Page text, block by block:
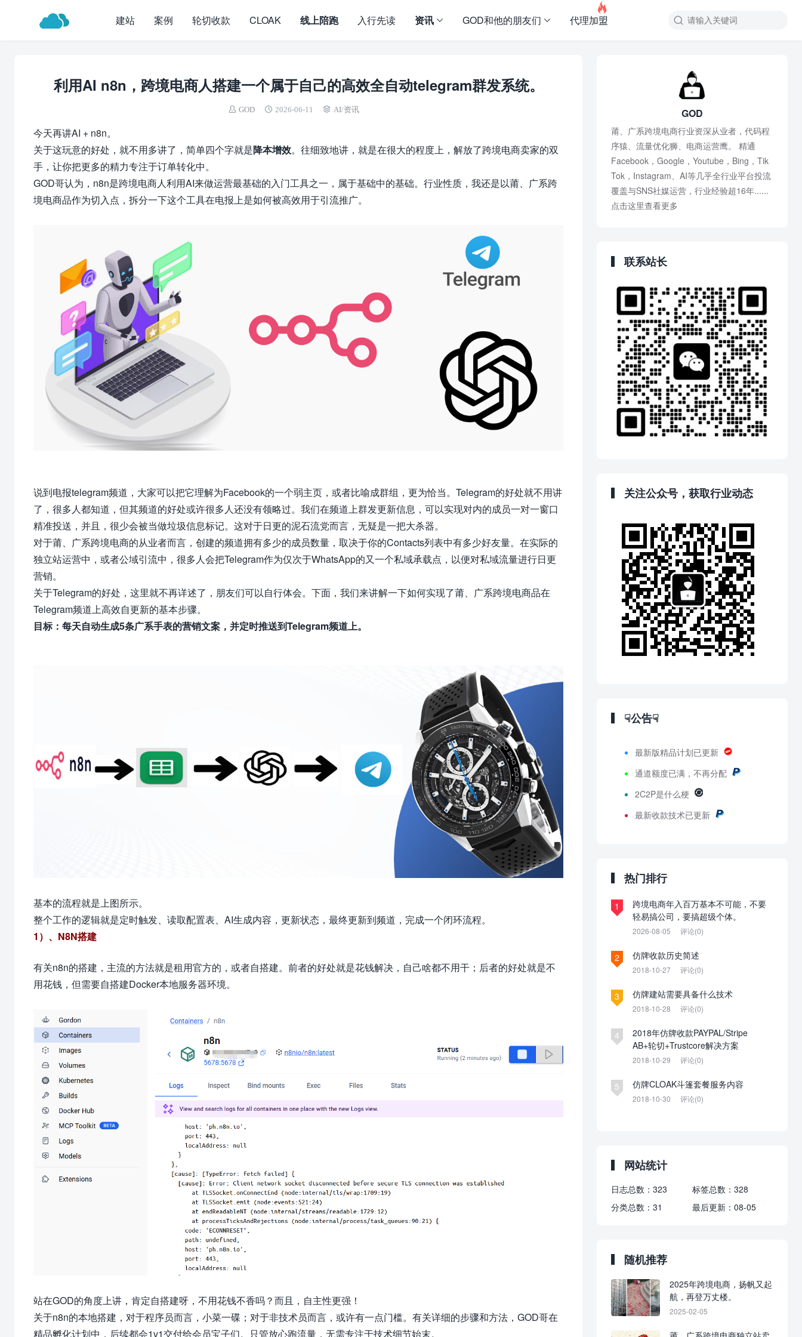
建站 案例 轮切收款 CLOAK 线上陪跑 入行先读 资讯 GOD和他的朋友们 代理加盟

利用AI n8n，跨境电商人搭建一个属于自己的高效全自动telegram群发系统。
GOD 2026-06-11 AI/资讯
今天再讲AI + n8n。
关于这玩意的好处，就不用多讲了，简单四个字就是降本增效。往细致地讲，就是在很大的程度上，解放了跨境电商卖家的双
手，让你把更多的精力专注于订单转化中。
GOD哥认为， n8n是跨境电商人利用AI来做运营最基础的入门工具之一，属于基础中的基础。行业性质，我还是以莆、广系跨
境电商品作为切入点，拆分一下这个工具在电报上是如何被高效用于引流推广。
说到电报telegram频道，大家可以把它理解为Facebook的一个弱主页，或者比喻成群组，更为恰当。Telegram的好处就不用讲
了，很多人都知道，但其频道的好处或许很多人还没有领略过。我们在频道上群发更新信息，可以实现对内的成员一对一窗口
精准投送，并且，很少会被当做垃圾信息标记。这对于日更的泥石流党而言，无疑是一把大杀器。
对于莆、广系跨境电商的从业者而言，创建的频道拥有多少的成员数量，取决于你的Contacts列表中有多少好友量。在实际的
独立站运营中，或者公域引流中，很多人会把Telegram作为仅次于WhatsApp的又一个私域承载点，以便对私域流量进行日更
营销。
关于Telegram的好处，这里就不再详述了，朋友们可以自行体会。下面，我们来讲解一下如何实现了莆、广系跨境电商品在
Telegram频道上高效自更新的基本步骤。
目标：每天自动生成5条广系手表的营销文案，并定时推送到Telegram频道上。
基本的流程就是上图所示。
整个工作的逻辑就是定时触发、读取配置表、AI生成内容，更新状态，最终更新到频道，完成一个闭环流程。
1）、N8N搭建
有关n8n的搭建，主流的方法就是租用官方的，或者自搭建。前者的好处就是花钱解决，自己啥都不用干；后者的好处就是不
用花钱，但需要自搭建Docker本地服务器环境。
站在GOD的角度上讲，肯定自搭建呀，不用花钱不香吗？而且，自主性更强！
关于n8n的本地搭建，对于程序员而言，小菜一碟；对于非技术员而言，或许有一点门槛。有关详细的步骤和方法，GOD哥在
精品孵化计划中，后续都会1v1交付给会员宝子们。只管放心跑流量，无需专注于技术细节始末。
GOD
莆、广系跨境电商行业资深从业者，代码程
序猿、流量优化狮、电商运营鹰。 精通
Facebook，Google，Youtube，Bing，Tik
Tok，Instagram、AI等几乎全行业平台投流
覆盖与SNS社媒运营，行业经验超16年......
点击这里查看更多
联系站长
关注公众号，获取行业动态
☟公告☟
最新版精品计划已更新
通道额度已满，不再分配
2C2P是什么梗
最新收款技术已更新
热门排行
1
跨境电商年入百万基本不可能，不要
轻易搞公司，要搞超级个体。
2026-08-05 评论(0)
2 仿牌收款历史简述
2018-10-27 评论(0)
3 仿牌建站需要具备什么技术
2018-10-28 评论(0)
4
2018年仿牌收款PAYPAL/Stripe
AB+轮切+Trustcore解决方案
2018-10-29 评论(0)
5 仿牌CLOAK斗篷套餐服务内容
2018-10-30 评论(0)
网站统计
日志总数： 323 标签总数： 328
分类总数： 31 最后更新： 08-05
随机推荐
2025年跨境电商，扬帆又起
航，再登万丈楼。
2025-02-05